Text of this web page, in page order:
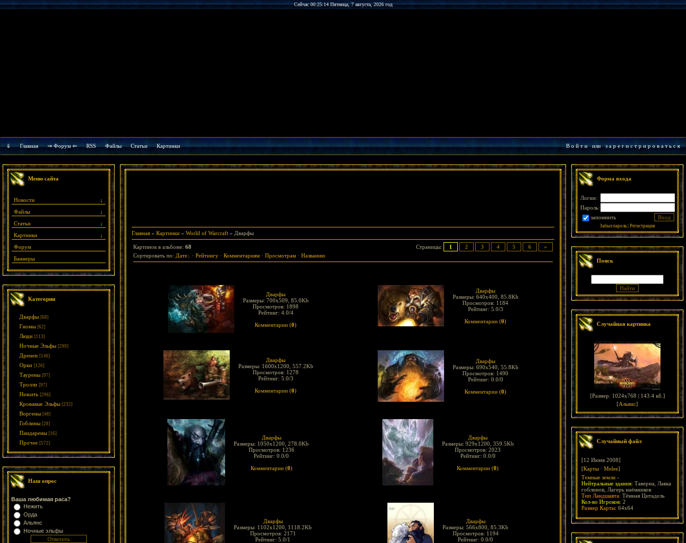
Сейчас 00:25:14 Пятница, 7 августа, 2026 год
⇓ Главная ⇒ Форум ⇐ RSS Файлы Cтатьи Картинки В о й т иилиз а р е г и с т р и р о в а т ь с я
Меню сайта
↓
Новости
↓
Файлы
↓
Статьи
↓
Картинки
Форум
Баннеры
Категории
Дварфы [68]
Гномы [62]
Люди [113]
Ночные Эльфы [299]
Дренеи [146]
Орки [126]
Таурены [97]
Тролли [97]
Нежить [296]
Кровавые Эльфы [232]
Воргены [48]
Гоблины [28]
Пандарены [16]
Прочее [572]
Наш опрос
Ваша любимая раса?
Нежить
Орда
Альянс
Ночные эльфы
Главная » Картинки » World of Warcraft » Дварфы
Картинок в альбоме: 68 Страницы: 1 2 3 4 5 6
»
Сортировать по: Дате · Рейтингу · Комментариям · Просмотрам · Названию
Дварфы
Размеры: 700x509, 85.0Kb
Просмотров: 1898
Рейтинг: 4.0/4
Комментарии (0)
Дварфы
Размеры: 640x400, 85.8Kb
Просмотров: 1184
Рейтинг: 5.0/3
Комментарии (0)
Дварфы
Размеры: 1600x1200, 557.2Kb
Просмотров: 1278
Рейтинг: 5.0/3
Комментарии (0)
Дварфы
Размеры: 690x540, 55.8Kb
Просмотров: 1490
Рейтинг: 0.0/0
Комментарии (0)
Дварфы
Размеры: 1050x1200, 278.0Kb
Просмотров: 1236
Рейтинг: 0.0/0
Комментарии (0)
Дварфы
Размеры: 929x1200, 359.5Kb
Просмотров: 2023
Рейтинг: 0.0/0
Комментарии (0)
Дварфы
Размеры: 1102x1200, 1118.2Kb
Просмотров: 2171
Рейтинг: 5.0/1
Дварфы
Размеры: 566x800, 85.3Kb
Просмотров: 1194
Рейтинг: 0.0/0
Форма входа
Логин:
Пароль:
запомнить
Забыл пароль Регистрация
Поиск
Случайная картинка
[Размер: 1024x768 | 143.4 кб. ]
[Альянс]
Случайный файл
[12 Июня 2008]
[Карты · Melee]
Темные земли -
Нейтральные здания: Таверна, Лавка
гоблинов, Лагерь наёмников
Тип Ландшавта: Тёмная Цитадель
Кол-во Игроков: 2
Размер Карты: 64x64